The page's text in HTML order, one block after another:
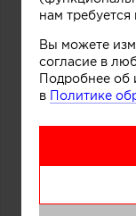
Дизайн-
проектные
актуальные
нам требуется
Вы можете
согласие в
Подробнее об
в Политике